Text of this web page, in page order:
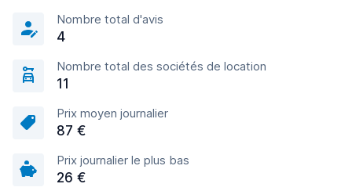
Nombre total d'avis
4
Nombre total des sociétés de location
11
Prix moyen journalier
87 €
Prix journalier le plus bas
26 €